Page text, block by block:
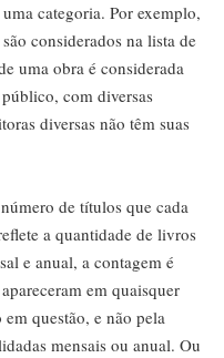
categoria. Por exemplo,
considerados na lista de
uma obra é considerada
com diversas
diversas não têm suas
de títulos que cada
a quantidade de livros
e anual, a contagem é
em quaisquer
questão, e não pela
mensais ou anual. Ou